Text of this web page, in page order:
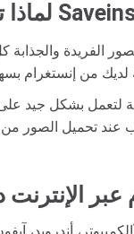
الفريدة
الإنترنت